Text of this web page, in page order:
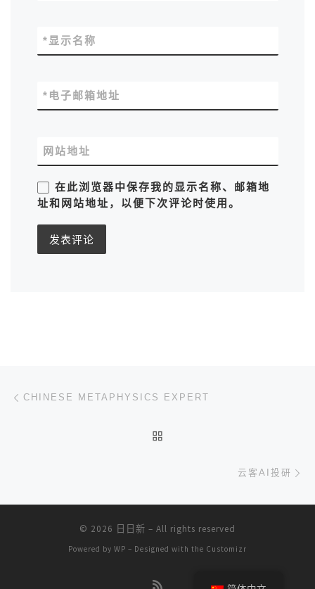
显示名称
*
电子邮箱地址
*
网站地址
在此浏览器中保存我的显示名称、邮箱地
址和网站地址，以便下次评论时使用。
文章导航
CHINESE METAPHYSICS EXPERT
云客AI投研
© 2026 日日新 – All rights reserved
Powered by WP – Designed with the Customizr